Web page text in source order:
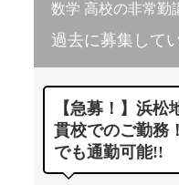
数学 高校の非常勤
過去に募集して
【急募！】浜
貫校でのご勤務
でも通勤可能!!